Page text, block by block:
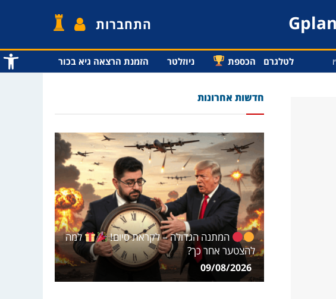
פתח
התחברות
לטלגרם הכספת ניוזלטר הזמנת הרצאה גיא בכור
חדשות אחרונות
המתנה הגדולה – לקראת סיום!
למה
להצטער אחר כך?
09/08/2026